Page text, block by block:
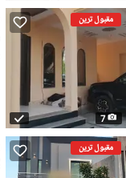
مقبول ترین
7
مقبول ترین